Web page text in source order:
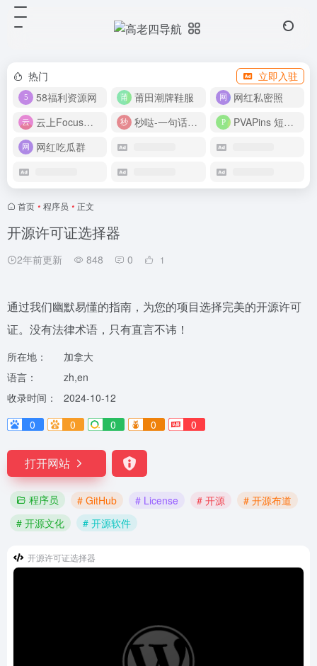
热门
立即入驻
58福利资源网
莆田潮牌鞋服
网红私密照
云上Focus接码平台
秒哒-一句话做应用
PVAPins 短信接码平台
网红吃瓜群
首页 • 程序员 • 正文
开源许可证选择器
2年前更新 848 0 1
通过我们幽默易懂的指南，为您的项目选择完美的开源许可
证。没有法律术语，只有直言不讳！
所在地：
加拿大
语言：
zh,en
收录时间：
2024-10-12
0
0 0 0 0
打开网站
程序员 # GitHub # License # 开源
# 开源布道
# 开源文化
# 开源软件
开源许可证选择器